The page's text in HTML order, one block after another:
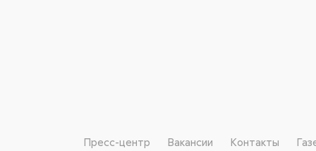
Пресс-центр Вакансии Контакты